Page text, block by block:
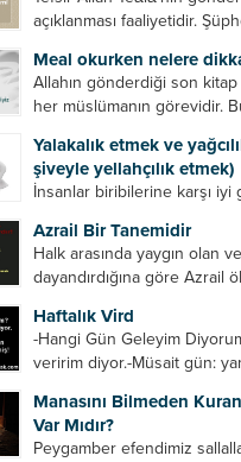
açıklanması faaliyetidir.
ayetleri peygamber
bunları izah ediyor/tefsir
Meal okurken nelere
Allahın gönderdiği son kitap
her müslümanın görevidir.
yollarla anlamaya
bir kelime olan meal;...
Yalakalık etmek ve
şiveyle yellahçılık etmek)
İnsanlar biribilerine karşı iyi
makam gücü, nesep gücü,
diğer insanları ezebiliyor.
bu güçler...
Azrail Bir Tanemidir
Halk arasında yaygın olan
dayandırdığına göre Azrail
Azrail tek başına aynı anda
canını...
Haftalık Vird
-Hangi Gün Geleyim
veririm diyor.-Müsait gün:
efendinin Haftalık Virdi
Günü Hangi VİRD var?20:00
Manasını Bilmeden
Var Mıdır?
Peygamber efendimiz